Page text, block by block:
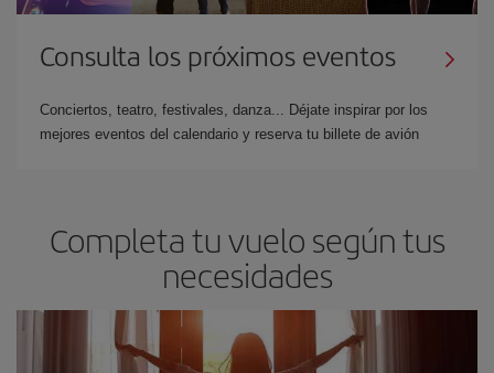
Consulta los próximos eventos
Conciertos, teatro, festivales, danza... Déjate inspirar por los
mejores eventos del calendario y reserva tu billete de avión
Completa tu vuelo según tus
necesidades